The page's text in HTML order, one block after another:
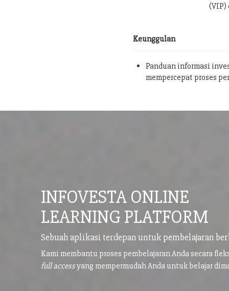
(VIP)
Keunggulan
Panduan informasi
mempercepat proses
INFOVESTA ONLINE
LEARNING PLATFORM
Sebuah aplikasi terdepan untuk pembelajaran
Kami membantu proses pembelajaran Anda secara
full accessyang mempermudah Anda untuk belajar